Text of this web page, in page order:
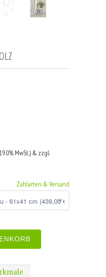
MwSt.) & zzgl.
Zahlarten & Versand